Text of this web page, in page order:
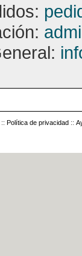
:: Política de privacidad ::